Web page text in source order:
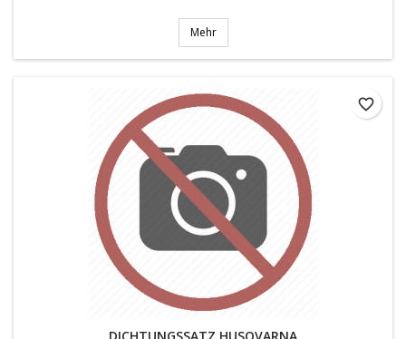
Mehr
DICHTUNGSSATZ HUSQVARNA
favorite_border